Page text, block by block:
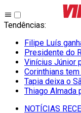
Tendências:
Filipe Luís
Presidente do
Vinícius Júnior
Corinthians
Tapia deixa o
Thiago Almada
NOTÍCIAS